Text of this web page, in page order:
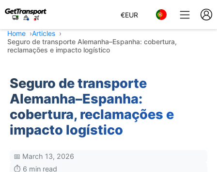
€EUR
Home
Articles
Seguro de transporte Alemanha–Espanha: cobertura,
reclamações e impacto logístico
Seguro de transporte
Alemanha–Espanha:
cobertura, reclamações e
impacto logístico
📅 March 13, 2026
⏱️ 6 min read